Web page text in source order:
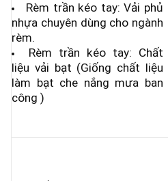
Rèm trần kéo tay: Vải phủ
nhựa chuyên dùng cho ngành
rèm.
Rèm trần kéo tay: Chất
liệu vải bạt (Giống chất liệu
làm bạt che nắng mưa ban
công )